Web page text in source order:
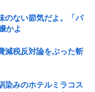
のない節気だよ。「パ
かよ
減税反対論をぶった斬
染みのホテルミラコス